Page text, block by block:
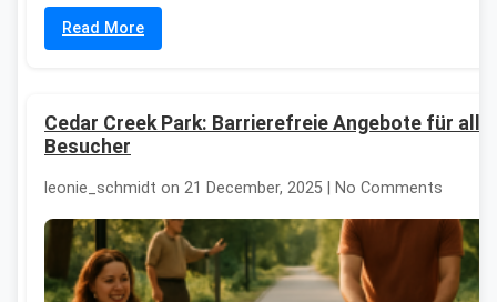
Read More
Cedar Creek Park: Barrierefreie Angebote für alle
Besucher
leonie_schmidt on 21 December, 2025 | No Comments